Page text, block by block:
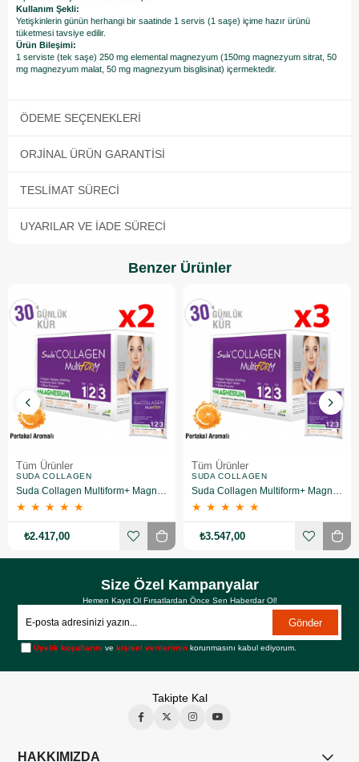
Kullanım Şekli:
Yetişkinlerin günün herhangi bir saatinde 1 servis (1 saşe) içime hazır ürünü
tüketmesi tavsiye edilir.
Ürün Bileşimi:
1 serviste (tek saşe) 250 mg elemental magnezyum (150mg magnezyum sitrat, 50
mg magnezyum malat, 50 mg magnezyum bisglisinat) içermektedir.
ÖDEME SEÇENEKLERI
ORJINAL ÜRÜN GARANTISI
TESLIMAT SÜRECI
UYARILAR VE İADE SÜRECI
Benzer Ürünler
Tüm Ürünler
SUDA COLLAGEN
Suda Collagen Multiform+ Magnesium 30 x 15 gr - Portakal Aromalı 2 Adet
★ ★ ★ ★ ★
₺2.417,00
Tüm Ürünler
SUDA COLLAGEN
Suda Collagen Multiform+ Magnesium 30 x 15 gr - Portakal Aromalı 3 Adet
★ ★ ★ ★ ★
₺3.547,00
Size Özel Kampanyalar
Hemen Kayıt Ol Fırsatlardan Önce Sen Haberdar Ol!
Gönder
Üyelik koşullarını vekişisel verilerimin korunmasını kabul ediyorum.
Takipte Kal
HAKKIMIZDA